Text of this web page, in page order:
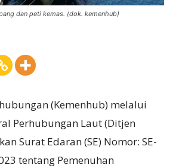
dan peti kemas. (dok. kemenhub)
(Kemenhub) melalui
Perhubungan Laut (Ditjen
Surat Edaran (SE) Nomor: SE-
tentang Pemenuhan